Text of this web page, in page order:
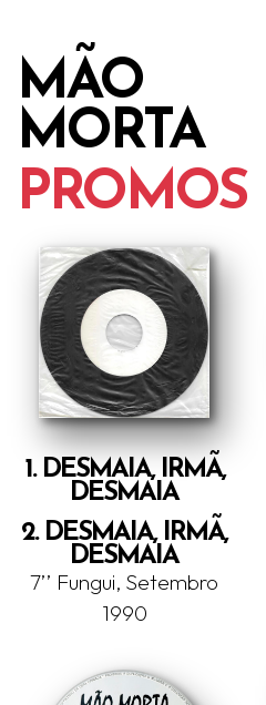
MÃO
MORTA
PROMOS
1. DESMAIA, IRMÃ,
DESMAIA
2. DESMAIA, IRMÃ,
DESMAIA
7’’ Fungui, Setembro
1990